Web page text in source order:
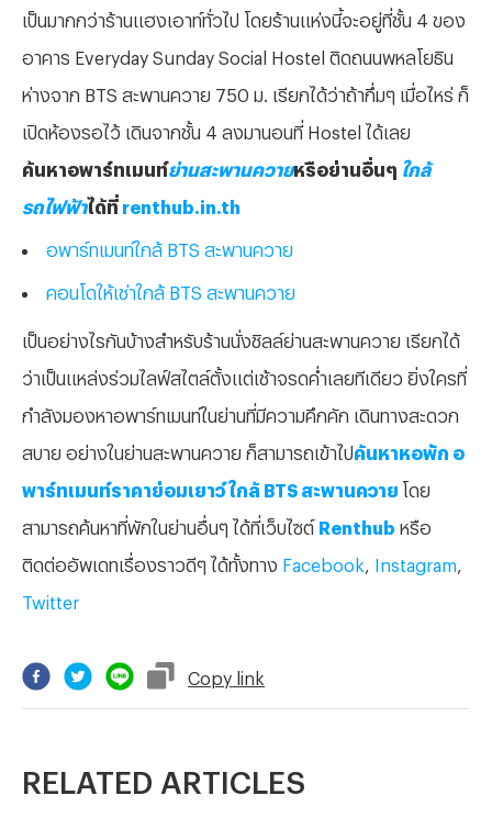
เป็นมากกว่าร้านแฮงเอาท์ทั่วไป โดยร้านแห่งนี้จะอยู่ที่ชั้น 4 ของ
อาคาร Everyday Sunday Social Hostel ติดถนนพหลโยธิน
ห่างจาก BTS สะพานควาย 750 ม. เรียกได้ว่าถ้ากึ่มๆ เมื่อไหร่ ก็
เปิดห้องรอไว้ เดินจากชั้น 4 ลงมานอนที่ Hostel ได้เลย
ค้นหาอพาร์ทเมนท์ย่านสะพานควายหรือย่านอื่นๆ ใกล้
รถไฟฟ้าได้ที่ renthub.in.th
อพาร์ทเมนท์ใกล้ BTS สะพานควาย
คอนโดให้เช่าใกล้ BTS สะพานควาย
เป็นอย่างไรกันบ้างสำหรับร้านนั่งชิลล์ย่านสะพานควาย เรียกได้
ว่าเป็นแหล่งร่วมไลฟ์สไตล์ตั้งแต่เช้าจรดค่ำเลยทีเดียว ยิ่งใครที่
กำลังมองหาอพาร์ทเมนท์ในย่านที่มีความคึกคัก เดินทางสะดวก
สบาย อย่างในย่านสะพานควาย ก็สามารถเข้าไปค้นหาหอพัก อ
พาร์ทเมนท์ราคาย่อมเยาว์ ใกล้ BTS สะพานควาย โดย
สามารถค้นหาที่พักในย่านอื่นๆ ได้ที่เว็บไซต์ Renthub หรือ
ติดต่ออัพเดทเรื่องราวดีๆ ได้ทั้งทาง Facebook Instagram
Twitter
Copy link
RELATED ARTICLES